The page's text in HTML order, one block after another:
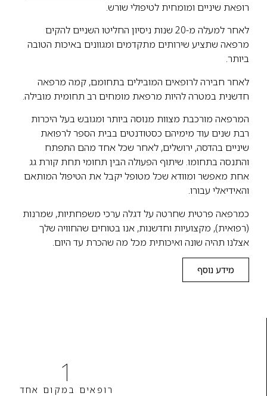
רופאת שיניים ומומחית לטיפולי שורש.
לאחר למעלה מ-20 שנות ניסיון החליטו השניים להקים
מרפאה שתציע שירותים מתקדמים ומגוונים באיכות הטובה
ביותר.
לאחר חבירה לרופאים המובילים בתחומם, קמה מרפאה
חדשנית במטרה להיות מרפאת מומחים רב תחומית מובילה.
המרפאה מורכבת מצוות מנוסה ביותר ומגובש בעל היכרות
רבת שנים עוד מימיהם כסטודנטים בבית הספר לרפואת
שיניים בהדסה, ירושלים, לאחר שכל אחד מהם התפתח
והתנסה בתחומו. שיתוף הפעולה הבין תחומי תחת קורת גג
אחת מאפשר ומוודא שכל מטופל יקבל את הטיפול המותאם
והאידיאלי עבורו.
כמרפאה פרטית שחרטה על דגלה ערכי משפחתיות, שמרנות
(רפואית), מקצועיות וחדשנות, אנו בטוחים שהחוויה שלך
אצלנו תהיה שונה ואיכותית מכל מה שהכרת עד היום.
מידע נוסף
רופאים במקום אחד
1